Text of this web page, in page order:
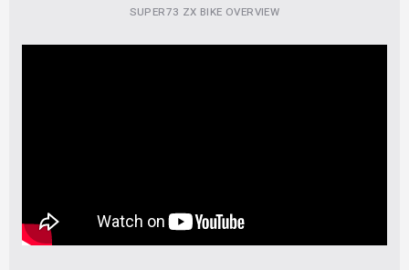
SUPER73 ZX BIKE OVERVIEW